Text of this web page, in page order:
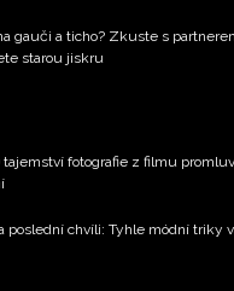
gauči a ticho? Zkuste s
starou jiskru
tajemství fotografie z filmu
poslední chvíli: Tyhle módní triky